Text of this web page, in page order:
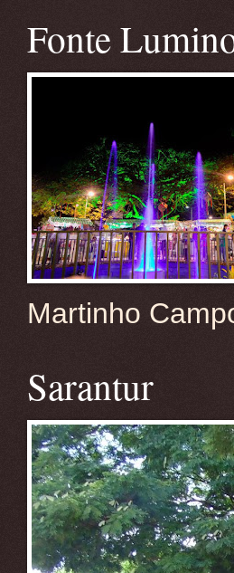
Fonte
Martinho
Sarantur